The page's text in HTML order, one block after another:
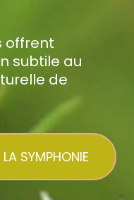
offrent
subtile au
de
SYMPHONIE